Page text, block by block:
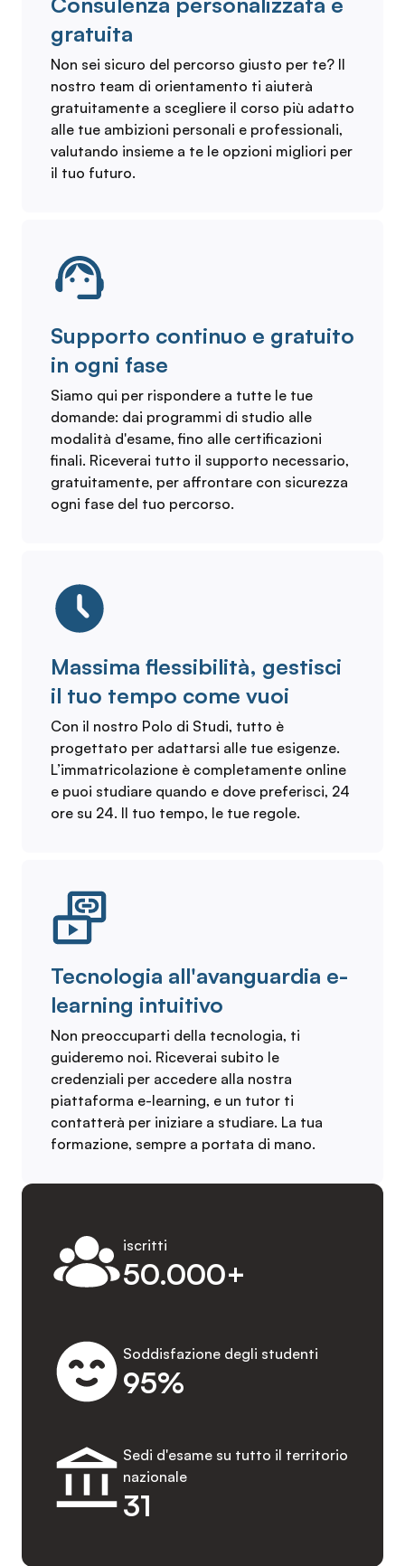
gratuita
Non sei sicuro del percorso giusto per te? Il
nostro team di orientamento ti aiuterà
gratuitamente a scegliere il corso più adatto
alle tue ambizioni personali e professionali,
valutando insieme a te le opzioni migliori per
il tuo futuro.
Supporto continuo e gratuito
in ogni fase
Siamo qui per rispondere a tutte le tue
domande: dai programmi di studio alle
modalità d'esame, fino alle certificazioni
finali. Riceverai tutto il supporto necessario,
gratuitamente, per affrontare con sicurezza
ogni fase del tuo percorso.
Massima flessibilità, gestisci
il tuo tempo come vuoi
Con il nostro Polo di Studi, tutto è
progettato per adattarsi alle tue esigenze.
L’immatricolazione è completamente online
e puoi studiare quando e dove preferisci, 24
ore su 24. Il tuo tempo, le tue regole.
Tecnologia all'avanguardia e-
learning intuitivo
Non preoccuparti della tecnologia, ti
guideremo noi. Riceverai subito le
credenziali per accedere alla nostra
piattaforma e-learning, e un tutor ti
contatterà per iniziare a studiare. La tua
formazione, sempre a portata di mano.
50.000+
iscritti
95%
Soddisfazione degli studenti
31
Sedi d'esame su tutto il territorio
nazionale